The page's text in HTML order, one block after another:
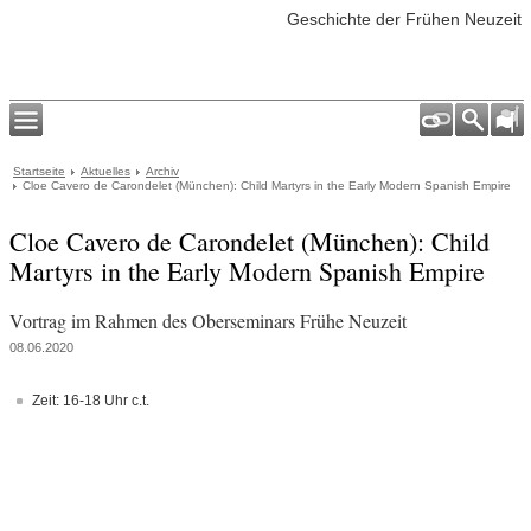
Geschichte der Frühen Neuzeit
Startseite Aktuelles
Archiv
Cloe Cavero de Carondelet (München): Child Martyrs in the Early Modern Spanish Empire
Cloe Cavero de Carondelet (München): Child
Martyrs in the Early Modern Spanish Empire
Vortrag im Rahmen des Oberseminars Frühe Neuzeit
08.06.2020
Zeit: 16-18 Uhr c.t.